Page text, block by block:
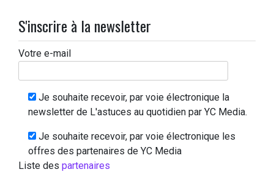
S'inscrire à la newsletter
Votre e-mail
Je souhaite recevoir, par voie électronique la
newsletter de L'astuces au quotidien par YC Media.
Je souhaite recevoir, par voie électronique les
offres des partenaires de YC Media
Liste des partenaires